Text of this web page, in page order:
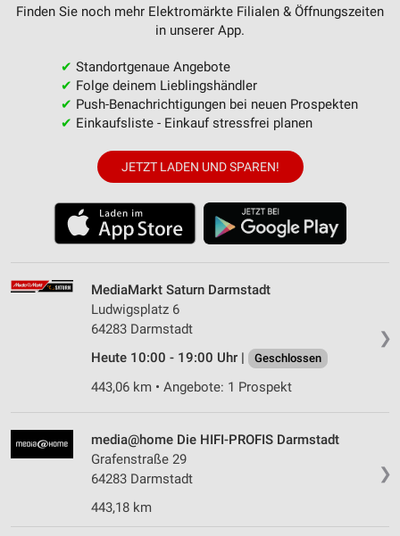
Finden Sie noch mehr Elektromärkte Filialen & Öffnungszeiten
in unserer App.
✔ Standortgenaue Angebote
✔ Folge deinem Lieblingshändler
✔ Push-Benachrichtigungen bei neuen Prospekten
✔ Einkaufsliste - Einkauf stressfrei planen
JETZT LADEN UND SPAREN!
❯
MediaMarkt Saturn Darmstadt
Ludwigsplatz 6
64283 Darmstadt
Heute 10:00 - 19:00 Uhr |
Geschlossen
443,06 km • Angebote: 1 Prospekt
❯
media@home Die HIFI-PROFIS Darmstadt
Grafenstraße 29
64283 Darmstadt
443,18 km